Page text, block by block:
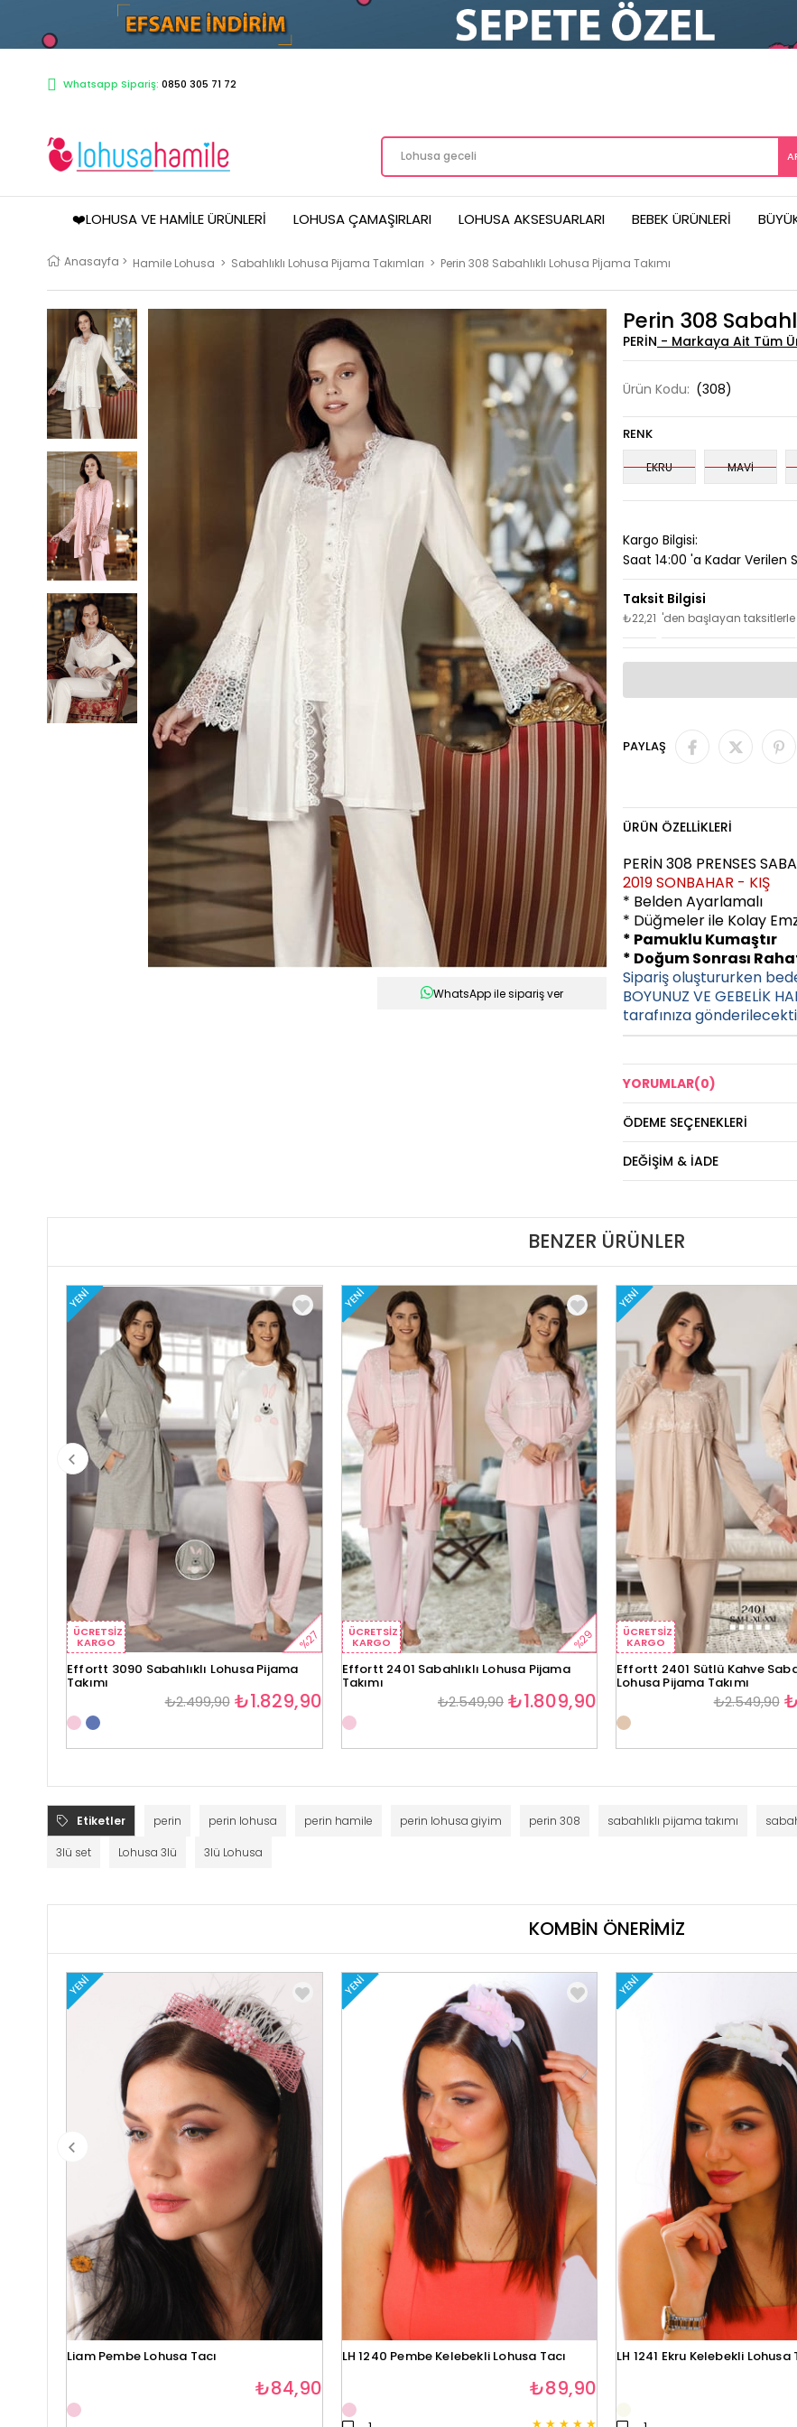
Whatsapp Sipariş: 0850 305 71 72
❤️LOHUSA VE HAMILE ÜRÜNLERI LOHUSA ÇAMAŞIRLARI LOHUSA AKSESUARLARI BEBEK ÜRÜNLERI
Anasayfa > Hamile Lohusa > Sabahlıklı Lohusa Pijama Takımları > Perin 308 Sabahlıklı Lohusa Pİjama Takımı
WhatsApp ile sipariş ver
Perin 308
PERIN
Ürün Kodu: (308)
RENK
EKRU MAVİ
Kargo Bilgisi:
Saat 14:00 'a Kadar Verilen
₺22,21 'den başlayan taksitlerle
PAYLAŞ
ÜRÜN ÖZELLIKLERI
PERİN 308 PRENSES
2019 SONBAHAR - KIŞ
* Belden Ayarlamalı
* Düğmeler ile Kolay
* Pamuklu Kumaştır
* Doğum Sonrası
Sipariş oluştururken
BOYUNUZ VE GEBELİK
tarafınıza
YORUMLAR(0)
ÖDEME SEÇENEKLERI
DEĞIŞIM & İADE
BENZER ÜRÜNLER
ÜCRETSIZ
KARGO
YENI
%27
Effortt 3090 Sabahlıklı Lohusa Pijama
Takımı
₺1.829,90
₺2.499,90
ÜCRETSIZ
KARGO
YENI
%29
Effortt 2401 Sabahlıklı Lohusa Pijama
Takımı
₺1.809,90
₺2.549,90
ÜCRETSIZ
KARGO
YENI
Effortt 2401 Sütlü Kahve
Lohusa Pijama Takımı
₺2.549,90
Etiketler perin perin lohusa perin hamile perin lohusa giyim perin 308 sabahlıklı pijama takımı
3lü set Lohusa 3lü 3lü Lohusa
KOMBİN ÖNERİMİZ
YENI
Liam Pembe Lohusa Tacı
₺84,90
YENI
LH 1240 Pembe Kelebekli Lohusa Tacı
₺89,90
YENI
LH 1241 Ekru Kelebekli Lohusa